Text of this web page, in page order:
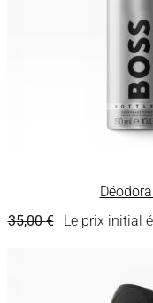
35,00€ Le prix initial